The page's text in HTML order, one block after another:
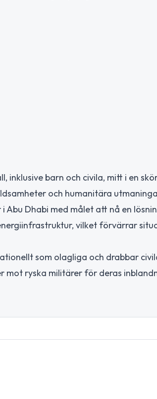
barn och civila, mitt i en
och humanitära
Abu Dhabi med målet att nå en
vilket förvärrar
som olagliga och drabbar
ryska militärer för deras